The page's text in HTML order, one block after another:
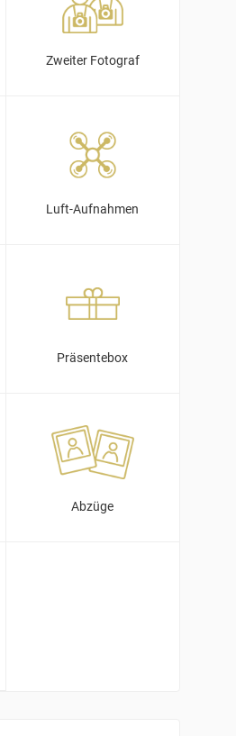
Zweiter Fotograf
Luft-Aufnahmen
Präsentebox
Abzüge